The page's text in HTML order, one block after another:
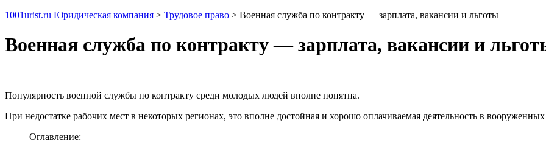
1001urist.ru Юридическая компания > Трудовое право > Военная служба по контракту — зарплата, вакансии и льготы
Военная служба по контракту — зарплата, вакансии и
Популярность военной службы по контракту среди молодых людей вполне понятна.
При недостатке рабочих мест в некоторых регионах, это вполне достойная и хорошо оплачиваемая деятельность в
Оглавление: